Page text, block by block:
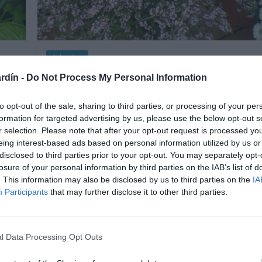
- Do Not Process My Personal Information
opt-out of the sale, sharing to third parties, or processing of your
for targeted advertising by us, please use the below opt-out
selection. Please note that after your opt-out request is processed
interest-based ads based on personal information utilized by us
to third parties prior to your opt-out. You may separately
of your personal information by third parties on the IAB’s list of
This information may also be disclosed by us to third parties on the
Participants that may further disclose it to other third parties.
Data Processing Opt Outs
Arbustos
Thryptomene Rocosa-
Thryptomene Saxicola
20 octubre, 2017 Marisol Huesca
0 comentarios
Dificultad media
Arbustos de hojas pequeñas perennes y ramas
arqueadas. Plantas muy decorativas de floración
primaveral. Flores pequeñas, muy abundantes de
drenado. Apropiadas para jardin y macetas. Resiste